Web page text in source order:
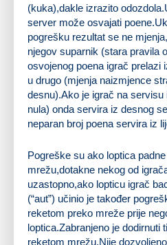
(kuka),dakle izrazito
server može osvajati
pogrešku rezultat se ne
njegov suparnik (stara pravila
osvojenog poena igrač prelazi
u drugo (mjenja naizmjence
desnu).Ako je igrač na servisu
nula) onda servira iz desnog
neparan broj poena servira iz
Pogreške su ako loptica
mrežu,dotakne nekog od
uzastopno,ako lopticu igrač
(“aut”) učinio je također
reketom preko mreže prije
loptica.Zabranjeno je dodirnuti
reketom mrežu.Nije